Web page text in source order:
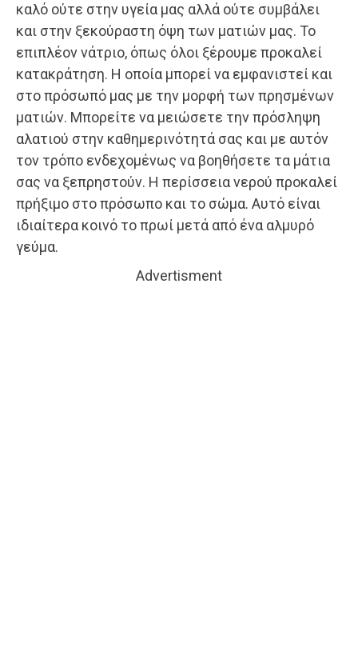
καλό ούτε στην υγεία μας αλλά ούτε συμβάλει
και στην ξεκούραστη όψη των ματιών μας. Το
επιπλέον νάτριο, όπως όλοι ξέρουμε προκαλεί
κατακράτηση. Η οποία μπορεί να εμφανιστεί και
στο πρόσωπό μας με την μορφή των πρησμένων
ματιών. Μπορείτε να μειώσετε την πρόσληψη
αλατιού στην καθημερινότητά σας και με αυτόν
τον τρόπο ενδεχομένως να βοηθήσετε τα μάτια
σας να ξεπρηστούν. Η περίσσεια νερού προκαλεί
πρήξιμο στο πρόσωπο και το σώμα. Αυτό είναι
ιδιαίτερα κοινό το πρωί μετά από ένα αλμυρό
γεύμα.
Advertisment